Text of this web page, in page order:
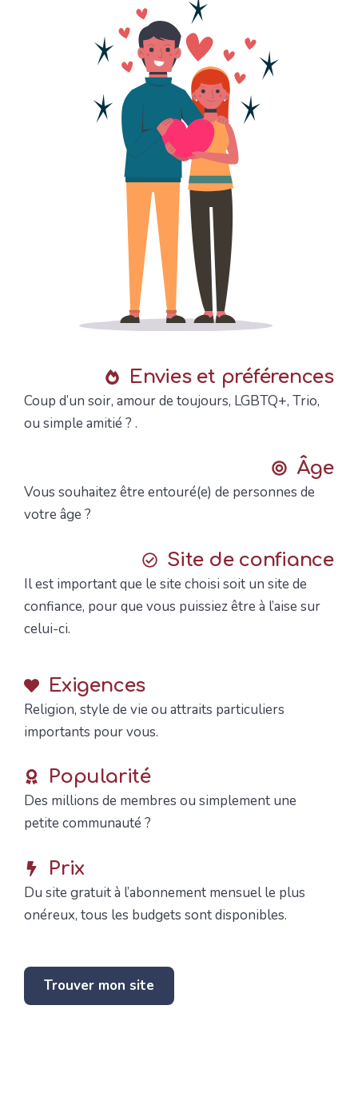
Envies et préférences
Coup d’un soir, amour de toujours, LGBTQ+, Trio,
ou simple amitié ? .
Âge
Vous souhaitez être entouré(e) de personnes de
votre âge ?
Site de confiance
Il est important que le site choisi soit un site de
confiance, pour que vous puissiez être à l’aise sur
celui-ci.
Exigences
Religion, style de vie ou attraits particuliers
importants pour vous.
Popularité
Des millions de membres ou simplement une
petite communauté ?
Prix
Du site gratuit à l’abonnement mensuel le plus
onéreux, tous les budgets sont disponibles.
Trouver mon site